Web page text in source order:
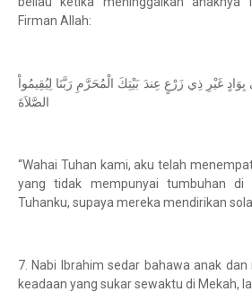
Firman Allah:
غَيْرِ ذِي زَرْعٍ عِندَ بَيْتِكَ الْمُحَرَّمِ رَبَّنَا لِيُقِيمُواْ
الصَّلاَةَ
“Wahai Tuhan kami, aku telah
yang tidak mempunyai tumbuhan di
Tuhanku, supaya mereka mendirikan
7. Nabi Ibrahim sedar bahawa anak
keadaan yang sukar sewaktu di Mekah,